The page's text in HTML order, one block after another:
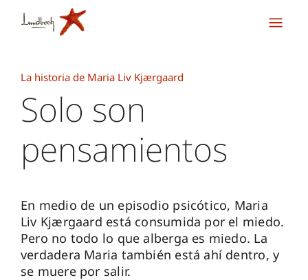
La historia de Maria Liv Kjærgaard
Solo son
pensamientos
En medio de un episodio psicótico, Maria
Liv Kjærgaard está consumida por el miedo.
Pero no todo lo que alberga es miedo. La
verdadera Maria también está ahí dentro, y
se muere por salir.